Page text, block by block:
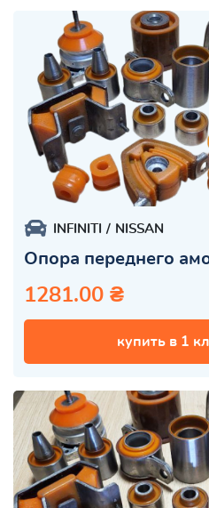
INFINITI NISSAN
Опора переднего
1281.00 ₴
купить в 1